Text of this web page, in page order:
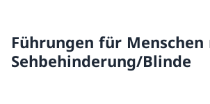
Führungen für
Sehbehinderung/Blinde